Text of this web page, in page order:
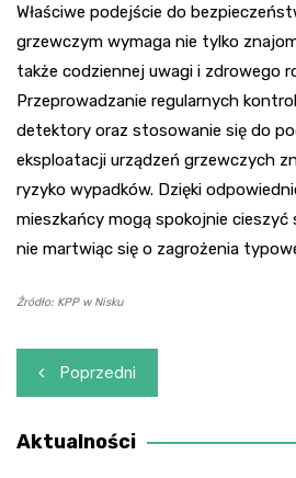
Właściwe podejście do
grzewczym wymaga nie tylko
także codziennej uwagi i zdrowego
Przeprowadzanie regularnych
detektory oraz stosowanie się do
eksploatacji urządzeń grzewczych
ryzyko wypadków. Dzięki
mieszkańcy mogą spokojnie cieszyć
nie martwiąc się o zagrożenia
Źródło: KPP w Nisku
Nawigacja
wpisu
Poprzedni
Aktualności